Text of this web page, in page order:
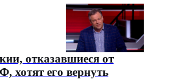
отказавшиеся от
хотят его вернуть